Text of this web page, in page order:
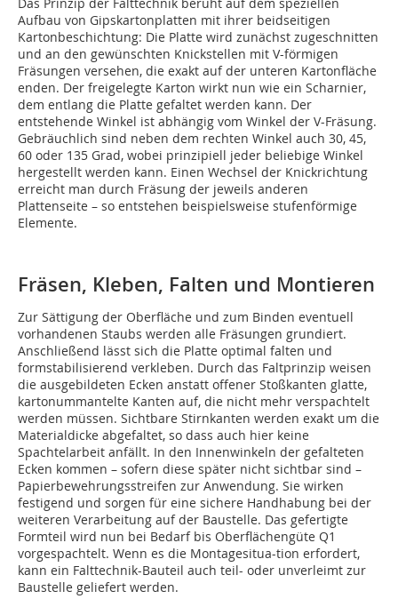
Das Prinzip der Falttechnik beruht auf dem speziellen
Aufbau von Gipskartonplatten mit ihrer beidseitigen
Kartonbeschichtung: Die Platte wird zunächst zugeschnitten
und an den gewünschten Knickstellen mit V-förmigen
Fräsungen versehen, die exakt auf der unteren Kartonfläche
enden. Der freigelegte Karton wirkt nun wie ein Scharnier,
dem entlang die Platte gefaltet werden kann. Der
entstehende Winkel ist abhängig vom Winkel der V-Fräsung.
Gebräuchlich sind neben dem rechten Winkel auch 30, 45,
60 oder 135 Grad, wobei prinzipiell jeder beliebige Winkel
hergestellt werden kann. Einen Wechsel der Knickrichtung
erreicht man durch Fräsung der jeweils anderen
Plattenseite – so entstehen beispielsweise stufenförmige
Elemente.
Fräsen, Kleben, Falten und Montieren
Zur Sättigung der Oberfläche und zum Binden eventuell
vorhandenen Staubs werden alle Fräsungen grundiert.
Anschließend lässt sich die Platte optimal falten und
formstabilisierend verkleben. Durch das Faltprinzip weisen
die ausgebildeten Ecken anstatt offener Stoßkanten glatte,
kartonummantelte Kanten auf, die nicht mehr verspachtelt
werden müssen. Sichtbare Stirnkanten werden exakt um die
Materialdicke abgefaltet, so dass auch hier keine
Spachtelarbeit anfällt. In den Innenwinkeln der gefalteten
Ecken kommen – sofern diese später nicht sichtbar sind –
Papierbewehrungsstreifen zur Anwendung. Sie wirken
festigend und sorgen für eine sichere Handhabung bei der
weiteren Verarbeitung auf der Baustelle. Das gefertigte
Formteil wird nun bei Bedarf bis Oberflächengüte Q1
vorgespachtelt. Wenn es die Montagesitua-tion erfordert,
kann ein Falttechnik-Bauteil auch teil- oder unverleimt zur
Baustelle geliefert werden.